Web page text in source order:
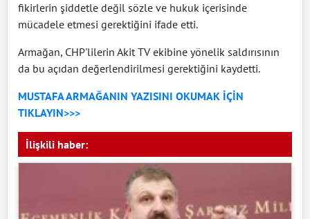
fikirlerin şiddetle değil sözle ve hukuk içerisinde
mücadele etmesi gerektiğini ifade etti.
Armağan, CHP'lilerin Akit TV ekibine yönelik saldırısının
da bu açıdan değerlendirilmesi gerektiğini kaydetti.
MUSTAFA ARMAĞANIN YAZISINI OKUMAK İÇİN
TIKLAYIN>>>
İlişkili haber: